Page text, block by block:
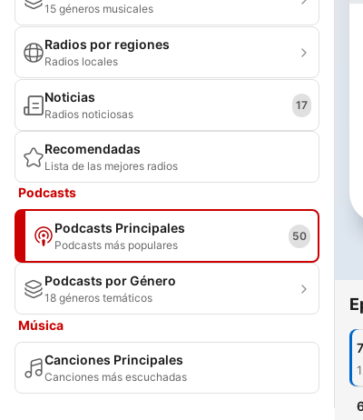
15 géneros musicales
Radios por regiones
Radios locales
Noticias
Radios noticiosas
17
Recomendadas
Lista de las mejores radios
Podcasts
Podcasts Principales
Podcasts más populares
50
Podcasts por Género
18 géneros temáticos
Música
Canciones Principales
Canciones más escuchadas
7